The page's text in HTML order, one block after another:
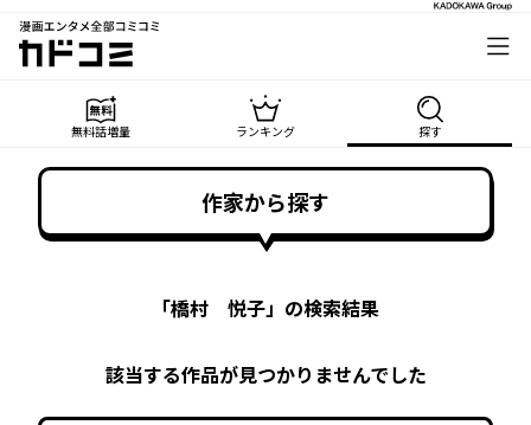
漫画エンタメ全部コミコミ
カドコミ
無料話増量 ランキング 探す
作家から探す
「橋村 悦子」の検索結果
該当する作品が見つかりませんでした